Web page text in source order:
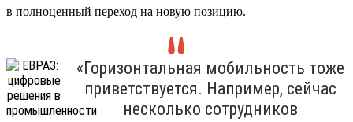
в полноценный переход на новую позицию.
«Горизонтальная мобильность тоже
приветствуется. Например, сейчас
несколько сотрудников